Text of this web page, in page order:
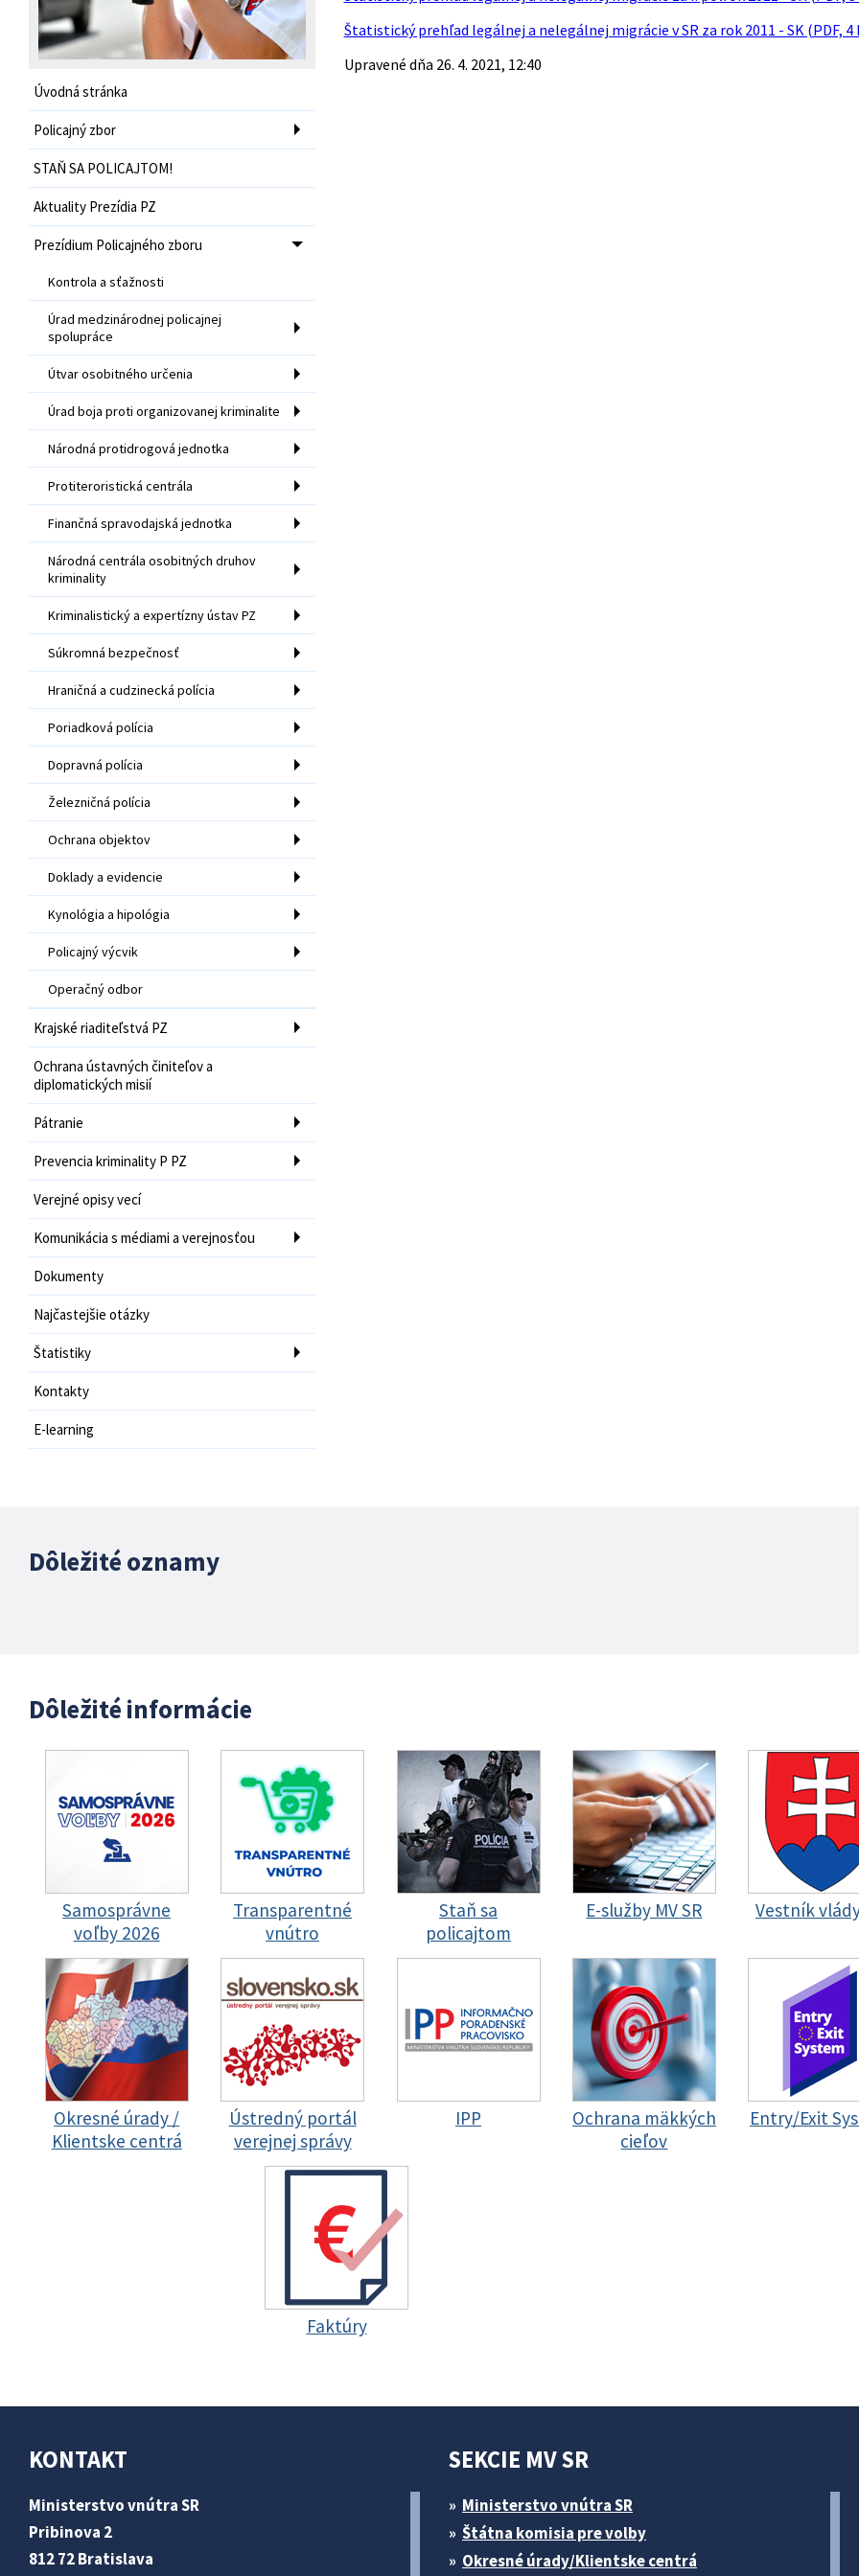
Úvodná stránka
Policajný zbor
STAŇ SA POLICAJTOM!
Aktuality Prezídia PZ
Prezídium Policajného zboru
Kontrola a sťažnosti
Úrad medzinárodnej policajnej
spolupráce
Útvar osobitného určenia
Úrad boja proti organizovanej kriminalite
Národná protidrogová jednotka
Protiteroristická centrála
Finančná spravodajská jednotka
Národná centrála osobitných druhov
kriminality
Kriminalistický a expertízny ústav PZ
Súkromná bezpečnosť
Hraničná a cudzinecká polícia
Poriadková polícia
Dopravná polícia
Železničná polícia
Ochrana objektov
Doklady a evidencie
Kynológia a hipológia
Policajný výcvik
Operačný odbor
Krajské riaditeľstvá PZ
Ochrana ústavných činiteľov a
diplomatických misií
Pátranie
Prevencia kriminality P PZ
Verejné opisy vecí
Komunikácia s médiami a verejnosťou
Dokumenty
Najčastejšie otázky
Štatistiky
Kontakty
E-learning
Štatistický prehľad legálnej a nelegálnej migrácie v SR za rok 2011 - SK (PDF, 4
Upravené dňa 26. 4. 2021, 12:40
Dôležité oznamy
Dôležité informácie
Samosprávne
voľby 2026
Transparentné
vnútro
Staň sa
policajtom
E-služby MV SR Vestník
Okresné úrady /
Klientske centrá
Ústredný portál
verejnej správy
IPP
Ochrana mäkkých
cieľov
Entry/Exit
Faktúry
KONTAKT
Ministerstvo vnútra SR
Pribinova 2
812 72 Bratislava
SEKCIE MV SR
Ministerstvo vnútra SR
Štátna komisia pre volby
Okresné úrady/Klientske centrá